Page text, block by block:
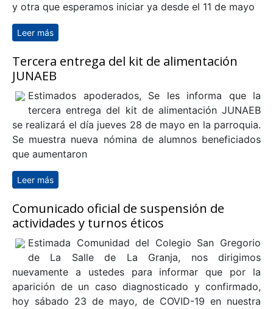
y otra que esperamos iniciar ya desde el 11 de mayo
Leer más
Tercera entrega del kit de alimentación
JUNAEB
Estimados apoderados, Se les informa que la
tercera entrega del kit de alimentación JUNAEB
se realizará el día jueves 28 de mayo en la parroquia.
Se muestra nueva nómina de alumnos beneficiados
que aumentaron
Leer más
Comunicado oficial de suspensión de
actividades y turnos éticos
Estimada Comunidad del Colegio San Gregorio
de La Salle de La Granja, nos dirigimos
nuevamente a ustedes para informar que por la
aparición de un caso diagnosticado y confirmado,
hoy sábado 23 de mayo, de COVID-19 en nuestra